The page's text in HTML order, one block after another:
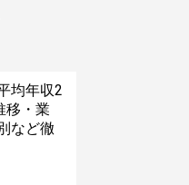
均年収2
移・業
など徹